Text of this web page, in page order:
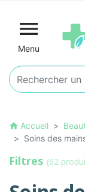

Menu
home Accueil
Soins des
Filtres (62